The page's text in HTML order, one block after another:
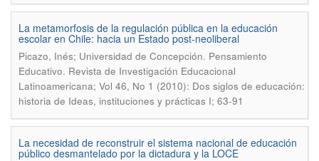
La metamorfosis de la regulación pública en la educación
escolar en Chile: hacia un Estado post-neoliberal
Picazo, Inés; Universidad de Concepción. Pensamiento
Educativo. Revista de Investigación Educacional
Latinoamericana; Vol 46, No 1 (2010): Dos siglos de educación:
historia de Ideas, instituciones y prácticas I; 63-91
La necesidad de reconstruir el sistema nacional de educación
público desmantelado por la dictadura y la LOCE